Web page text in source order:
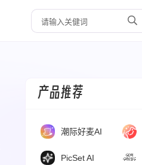
产品推荐
潮际好麦AI
PicSet AI